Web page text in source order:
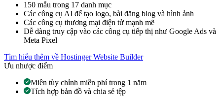
150 mẫu trong 17 danh mục
Các công cụ AI để tạo logo, bài đăng blog và hình ảnh
Các công cụ thương mại điện tử mạnh mẽ
Dễ dàng truy cập vào các công cụ tiếp thị như Google Ads và
Meta Pixel
Tìm hiểu thêm về Hostinger Website Builder
Ưu nhược điểm
Miền tùy chỉnh miễn phí trong 1 năm
Tích hợp bản đồ và chia sẻ tệp